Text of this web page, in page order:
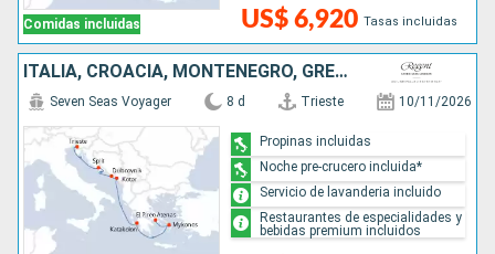
Comidas incluidas US$ 6,920 Tasas incluidas
ITALIA, CROACIA, MONTENEGRO, GRECIA
Seven Seas Voyager 8 d Trieste 10/11/2026
Propinas incluidas
Noche pre-crucero incluida*
Servicio de lavanderia incluido
Restaurantes de especialidades y
bebidas premium incluidos